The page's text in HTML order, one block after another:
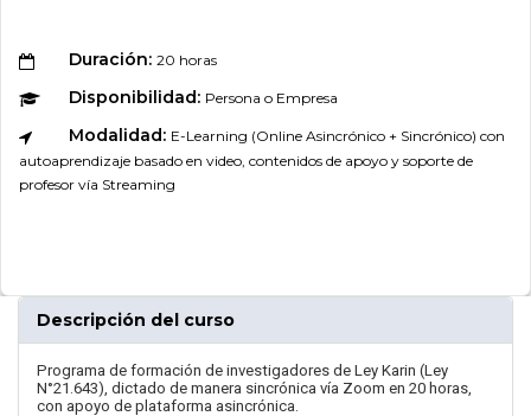
Duración: 20 horas
Disponibilidad: Persona o Empresa
Modalidad: E-Learning (Online Asincrónico + Sincrónico) con
autoaprendizaje basado en video, contenidos de apoyo y soporte de
profesor vía Streaming
Descripción del curso
Programa de formación de investigadores de Ley Karin (Ley
N°21.643), dictado de manera sincrónica vía Zoom en 20 horas,
con apoyo de plataforma asincrónica.